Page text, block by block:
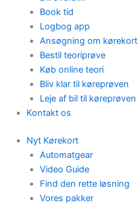
Book tid
Logbog app
Ansøgning om kørekort
Bestil teoriprøve
Køb online teori
Bliv klar til køreprøven
Leje af bil til køreprøven
Kontakt os
Nyt Kørekort
Automatgear
Video Guide
Find den rette løsning
Vores pakker